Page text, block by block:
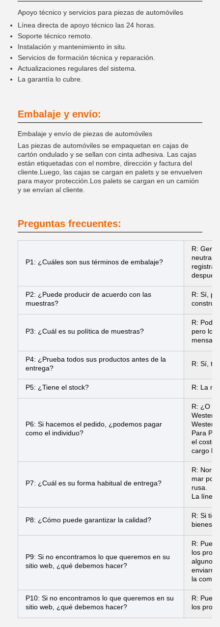
Apoyo técnico y servicios para piezas de automóviles
Línea directa de apoyo técnico las 24 horas.
Soporte técnico remoto.
Instalación y mantenimiento in situ.
Servicios de formación técnica y reparación.
Actualizaciones regulares del sistema.
La garantía lo cubre.
Embalaje y envío:
Embalaje y envío de piezas de automóviles
Las piezas de automóviles se empaquetan en cajas de
cartón ondulado y se sellan con cinta adhesiva. Las cajas
están etiquetadas con el nombre, dirección y factura del
cliente.Luego, las cajas se cargan en palets y se envuelven
para mayor protección.Los palets se cargan en un camión
y se envían al cliente.
Preguntas frecuentes:
P1: ¿Cuáles son sus términos de embalaje?
R:
neutras
después
P2: ¿Puede producir de acuerdo con las
muestras?
R: Sí,
P3: ¿Cuál es su política de muestras?
R:
pero los
P4: ¿Prueba todos sus productos antes de la
entrega?
R: Sí,
P5: ¿Tiene el stock? R: La
P6: Si hacemos el pedido, ¿podemos pagar
como el individuo?
R: ¿O
Western
Western
Para
el costo
cargo
P7: ¿Cuál es su forma habitual de entrega?
R:
mar por
rusa.
La línea
P8: ¿Cómo puede garantizar la calidad?
R: Si
bienes
P9: Si no encontramos lo que queremos en su
sitio web, ¿qué debemos hacer?
R:
los
algunos
la
P10: Si no encontramos lo que queremos en su
sitio web, ¿qué debemos hacer?
R:
los